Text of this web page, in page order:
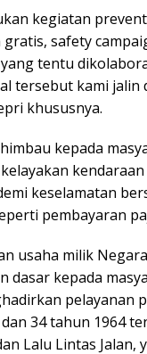
kegiatan
safety
tentu
tersebut kami
khususnya.
kepada
keselamatan
pembayaran
usaha milik
dasar kepada
pelayanan
34 tahun 1964
Lalu Lintas